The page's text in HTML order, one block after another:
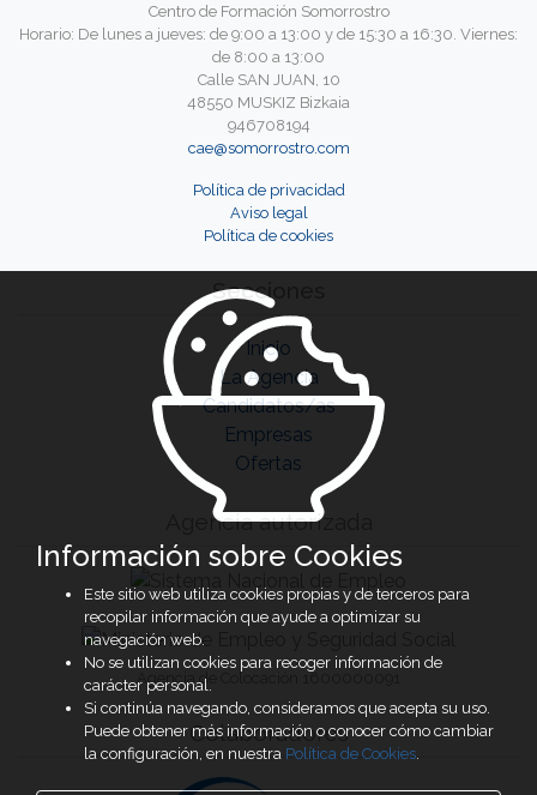
Centro de Formación Somorrostro
Horario: De lunes a jueves: de 9:00 a 13:00 y de 15:30 a 16:30. Viernes:
de 8:00 a 13:00
Calle SAN JUAN, 10
48550 MUSKIZ Bizkaia
946708194
cae@somorrostro.com
Política de privacidad
Aviso legal
Política de cookies
Secciones
Inicio
La Agencia
Candidatos/as
Empresas
Ofertas
Agencia autorizada
Agencia de Colocación 1600000091
Colaboradores
Información sobre Cookies
Este sitio web utiliza cookies propias y de terceros para
recopilar información que ayude a optimizar su
navegación web.
No se utilizan cookies para recoger información de
carácter personal.
Si continúa navegando, consideramos que acepta su uso.
Puede obtener más información o conocer cómo cambiar
la configuración, en nuestra Política de Cookies.